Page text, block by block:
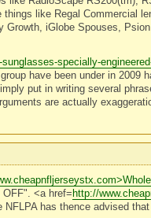
like Regal Commercial
iGlobe Spouses,
specially-
have been under in 2009
put in writing several
are actually
<a href= http://
has thence advised